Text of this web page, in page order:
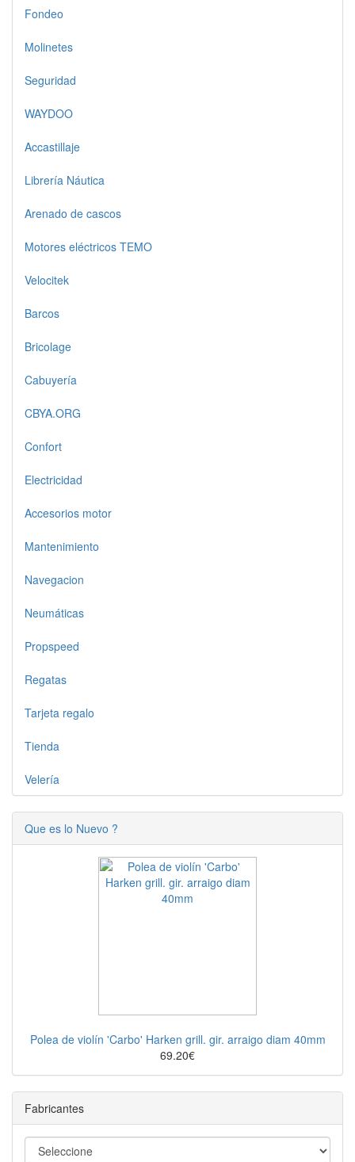
Fondeo
Molinetes
Seguridad
WAYDOO
Accastillaje
Librería Náutica
Arenado de cascos
Motores eléctricos TEMO
Velocitek
Barcos
Bricolage
Cabuyería
CBYA.ORG
Confort
Electricidad
Accesorios motor
Mantenimiento
Navegacion
Neumáticas
Propspeed
Regatas
Tarjeta regalo
Tienda
Velería
Que es lo Nuevo ?
Polea de violín 'Carbo' Harken grill. gir. arraigo diam 40mm
69.20€
Fabricantes